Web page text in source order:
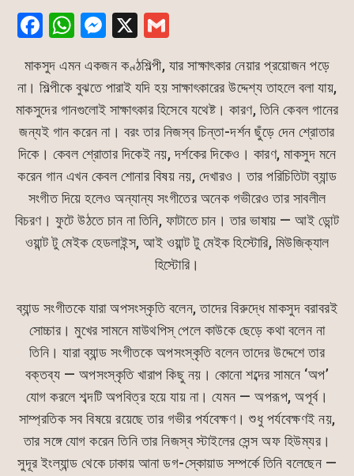
F
c
e
b
o
o
k
W
at
s
A
p
p
M
s
s
e
n
g
er
X G
ai
l
মাকসুদ এমন একজন কণ্ঠশিল্পী, যার সাক্ষাৎকার নেয়ার প্রয়োজন পড়ে
না। শিল্পীকে বুঝতে পারাই যদি হয় সাক্ষাৎকারের উদ্দেশ্য তাহলে বলা যায়,
মাকসুদের গানগুলোই সাক্ষাৎকার হিসেবে যথেষ্ট। কারণ, তিনি কেবল গানের
জন্যই গান করেন না। বরং তার নিজস্ব চিন্তা-দর্শন ছুঁড়ে দেন শ্রোতার
দিকে। কেবল শ্রোতার দিকেই নয়, দর্শকের দিকেও। কারণ, মাকসুদ মনে
করেন গান এখন কেবল শোনার বিষয় নয়, দেখারও। তার পরিচিতিটা ব্যান্ড
সংগীত দিয়ে হলেও অন্যান্য সংগীতের অনেক গভীরেও তার সাবলীল
বিচরণ। ফুটে উঠতে চান না তিনি, ফাটাতে চান। তার ভাষায় — আই ডোন্ট
ওয়ান্ট টু মেইক হেডলাইন্স, আই ওয়ান্ট টু মেইক হিস্টোরি, মিউজিক্যাল
হিস্টোরি।
ব্যান্ড সংগীতকে যারা অপসংস্কৃতি বলেন, তাদের বিরুদ্ধে মাকসুদ বরাবরই
সোচ্চার। মুখের সামনে মাউথপিস্ পেলে কাউকে ছেড়ে কথা বলেন না
তিনি। যারা ব্যান্ড সংগীতকে অপসংস্কৃতি বলেন তাদের উদ্দেশে তার
বক্তব্য — অপসংস্কৃতি খারাপ কিছু নয়। কোনো শব্দের সামনে ‘অপ’
যোগ করলে শব্দটি অপবিত্র হয়ে যায় না। যেমন — অপরূপ, অপূর্ব।
সাম্প্রতিক সব বিষয়ে রয়েছে তার গভীর পর্যবেক্ষণ। শুধু পর্যবেক্ষণই নয়,
তার সঙ্গে যোগ করেন তিনি তার নিজস্ব স্টাইলের সেন্স অফ হিউম্যর।
সুদূর ইংল্যান্ড থেকে ঢাকায় আনা ডগ-স্কোয়াড সম্পর্কে তিনি বলেছেন —